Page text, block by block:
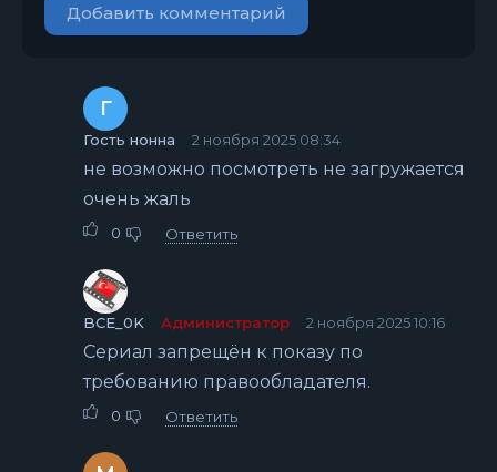
Добавить комментарий
Г
Гость нонна 2 ноября 2025 08:34
не возможно посмотреть не загружается
очень жаль
0 Ответить
BCE_0K Администратор 2 ноября 2025 10:16
Сериал запрещён к показу по
требованию правообладателя.
0 Ответить